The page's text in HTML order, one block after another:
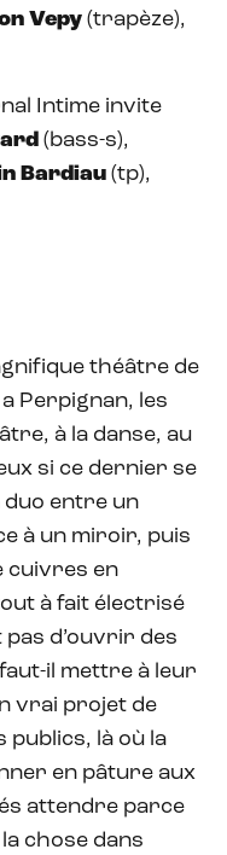
Vepy (trapèze),
Intime invite
(bass-s),
Bardiau (tp),
théâtre de
Perpignan, les
à la danse, au
si ce dernier se
duo entre un
à un miroir, puis
cuivres en
à fait électrisé
d’ouvrir des
il mettre à leur
vrai projet de
là où la
en pâture aux
attendre parce
chose dans